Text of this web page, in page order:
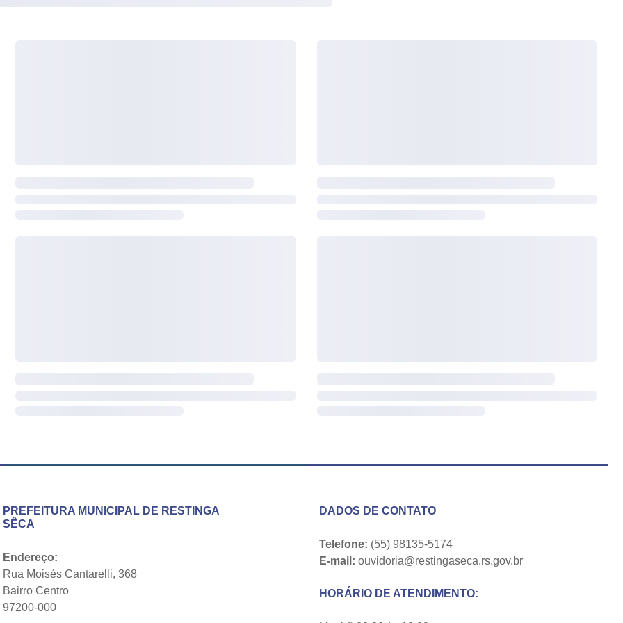
PREFEITURA MUNICIPAL DE RESTINGA
SÊCA
Endereço:
Rua Moisés Cantarelli, 368
Bairro Centro
97200-000
DADOS DE CONTATO
Telefone: (55) 98135-5174
E-mail: ouvidoria@restingaseca.rs.gov.br
HORÁRIO DE ATENDIMENTO: